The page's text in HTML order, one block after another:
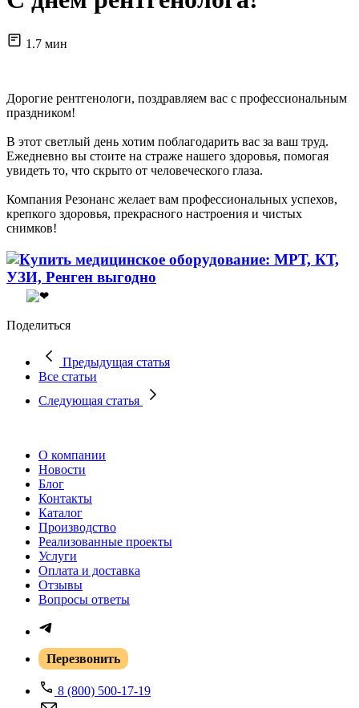
1.7 мин
Дорогие рентгенологи, поздравляем вас с профессиональным
праздником!
В этот светлый день хотим поблагодарить вас за ваш труд.
Ежедневно вы стоите на страже нашего здоровья, помогая
увидеть то, что скрыто от человеческого глаза.
Компания Резонанс желает вам профессиональных успехов,
крепкого здоровья, прекрасного настроения и чистых
снимков!
Поделиться
Предыдущая статья
Все статьи
Следующая статья
О компании
Новости
Блог
Контакты
Каталог
Производство
Реализованные проекты
Услуги
Оплата и доставка
Отзывы
Вопросы ответы
Перезвонить
8 (800) 500-17-19